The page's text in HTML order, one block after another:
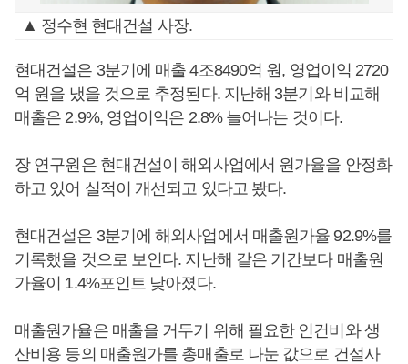
▲ 정수현 현대건설 사장.
현대건설은 3분기에 매출 4조8490억 원, 영업이익 2720
억 원을 냈을 것으로 추정된다. 지난해 3분기와 비교해
매출은 2.9%, 영업이익은 2.8% 늘어나는 것이다.
장 연구원은 현대건설이 해외사업에서 원가율을 안정화
하고 있어 실적이 개선되고 있다고 봤다.
현대건설은 3분기에 해외사업에서 매출원가율 92.9%를
기록했을 것으로 보인다. 지난해 같은 기간보다 매출원
가율이 1.4%포인트 낮아졌다.
매출원가율은 매출을 거두기 위해 필요한 인건비와 생
산비용 등의 매출원가를 총매출로 나눈 값으로 건설사